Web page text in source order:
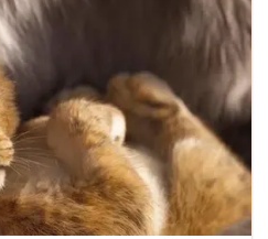
katanya yang merupakan
Pulau Pinang.
di reban ayam
kesusahan keluarga dan
tanggungan.
dapat tahu kemalangan
rasa bersalah tetapi harus